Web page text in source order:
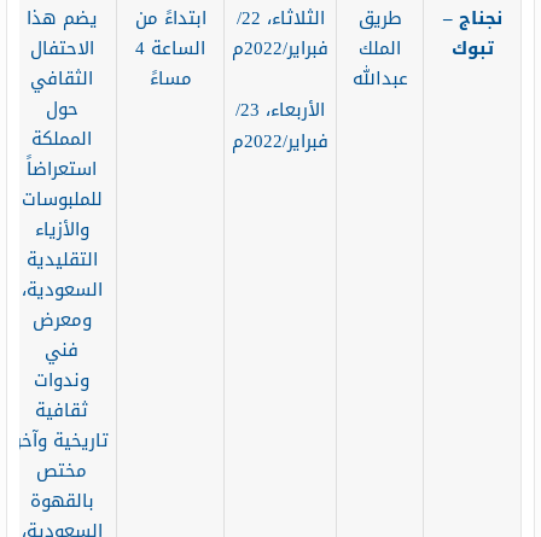
نجناج –
تبوك
طريق
الملك
عبدالله
الثلاثاء، 22/
فبراير/2022م
الأربعاء، 23/
فبراير/2022م
ابتداءً من
الساعة 4
مساءً
يضم هذا
الاحتفال
الثقافي
حول
المملكة
استعراضاً
للملبوسات
والأزياء
التقليدية
السعودية،
ومعرض
فني
وندوات
ثقافية
تاريخية وآخر
مختص
بالقهوة